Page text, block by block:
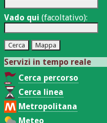
Vado qui (facoltativo):
Servizi in tempo reale
Cerca percorso
Cerca linea
Metropolitana
Meteo